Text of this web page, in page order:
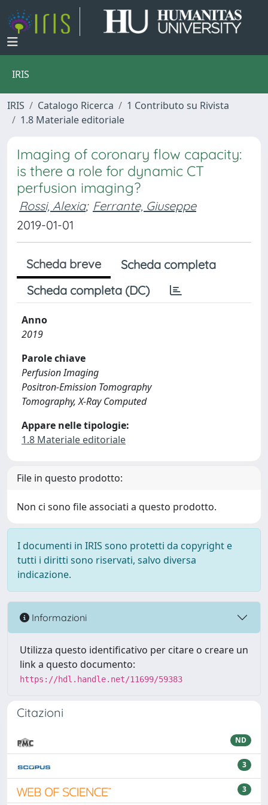
IRIS
IRIS Catalogo Ricerca
1 Contributo su Rivista
1.8 Materiale editoriale
Imaging of coronary flow capacity:
is there a role for dynamic CT
perfusion imaging?
Rossi, Alexia; Ferrante, Giuseppe
2019-01-01
Scheda breve
Scheda completa
Scheda completa (DC)
Anno
2019
Parole chiave
Perfusion Imaging
Positron-Emission Tomography
Tomography, X-Ray Computed
Appare nelle tipologie:
1.8 Materiale editoriale
File in questo prodotto:
Non ci sono file associati a questo prodotto.
I documenti in IRIS sono protetti da copyright e
tutti i diritti sono riservati, salvo diversa
indicazione.
Informazioni
Utilizza questo identificativo per citare o creare un
link a questo documento:
https://hdl.handle.net/11699/59383
Citazioni
ND
3
3